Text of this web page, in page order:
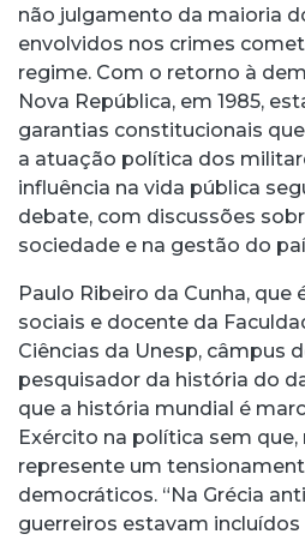
não julgamento da maioria
envolvidos nos crimes
regime. Com o retorno à
Nova República, em 1985,
garantias constitucionais
a atuação política dos
influência na vida pública
debate, com discussões
sociedade e na gestão do
Paulo Ribeiro da Cunha, que
sociais e docente da
Ciências da Unesp, câmpus
pesquisador da história do
que a história mundial é
Exército na política sem
represente um
democráticos. “Na Grécia
guerreiros estavam incluídos